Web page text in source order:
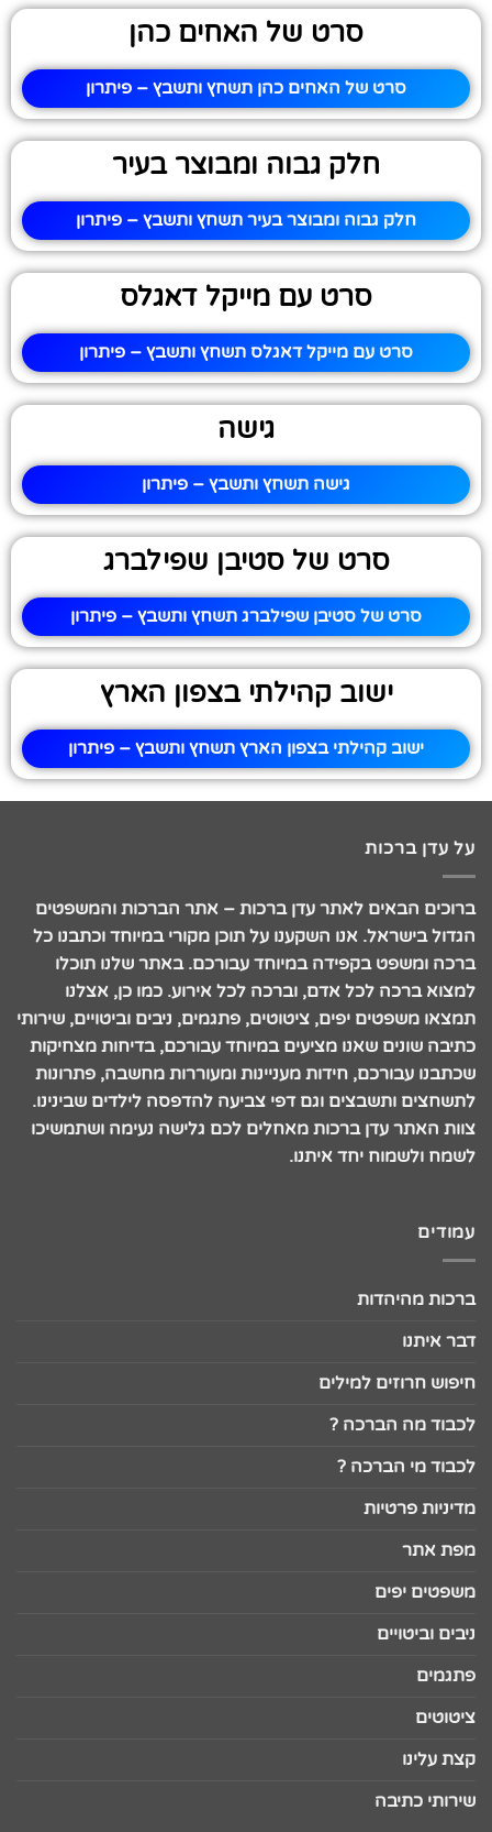
סרט של האחים כהן
סרט של האחים כהן תשחץ ותשבץ – פיתרון
חלק גבוה ומבוצר בעיר
חלק גבוה ומבוצר בעיר תשחץ ותשבץ – פיתרון
סרט עם מייקל דאגלס
סרט עם מייקל דאגלס תשחץ ותשבץ – פיתרון
גישה
גישה תשחץ ותשבץ – פיתרון
סרט של סטיבן שפילברג
סרט של סטיבן שפילברג תשחץ ותשבץ – פיתרון
ישוב קהילתי בצפון הארץ
ישוב קהילתי בצפון הארץ תשחץ ותשבץ – פיתרון
על עדן ברכות
ברוכים הבאים לאתר עדן ברכות – אתר הברכות והמשפטים
הגדול בישראל. אנו השקענו על תוכן מקורי במיוחד וכתבנו כל
ברכה ומשפט בקפידה במיוחד עבורכם. באתר שלנו תוכלו
למצוא ברכה לכל אדם, וברכה לכל אירוע. כמו כן, אצלנו
תמצאו משפטים יפים, ציטוטים, פתגמים, ניבים וביטויים, שירותי
כתיבה שונים שאנו מציעים במיוחד עבורכם, בדיחות מצחיקות
שכתבנו עבורכם, חידות מעניינות ומעוררות מחשבה, פתרונות
לתשחצים ותשבצים וגם דפי צביעה להדפסה לילדים שבינינו.
צוות האתר עדן ברכות מאחלים לכם גלישה נעימה ושתמשיכו
לשמח ולשמוח יחד איתנו.
עמודים
ברכות מהיהדות
דבר איתנו
חיפוש חרוזים למילים
לכבוד מה הברכה ?
לכבוד מי הברכה ?
מדיניות פרטיות
מפת אתר
משפטים יפים
ניבים וביטויים
פתגמים
ציטוטים
קצת עלינו
שירותי כתיבה